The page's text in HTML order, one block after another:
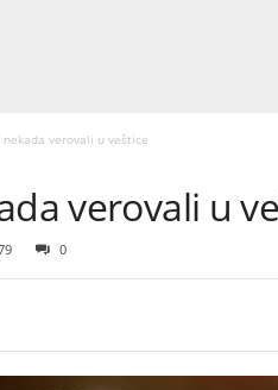
verovali u veštice
verovali u
0